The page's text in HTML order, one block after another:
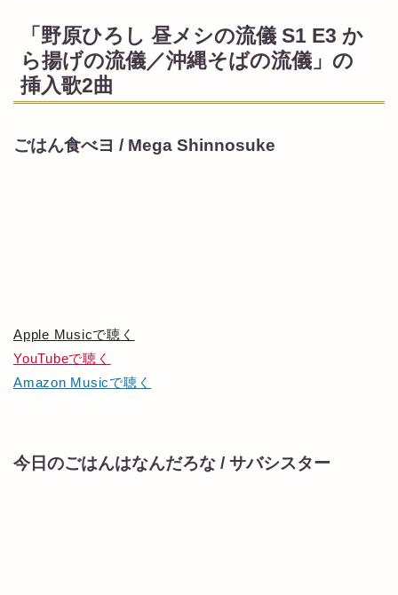
「野原ひろし 昼メシの流儀 S1 E3 か
ら揚げの流儀／沖縄そばの流儀」の
挿入歌2曲
ごはん食べヨ / Mega Shinnosuke
Apple Musicで聴く
YouTubeで聴く
Amazon Musicで聴く
今日のごはんはなんだろな / サバシスター